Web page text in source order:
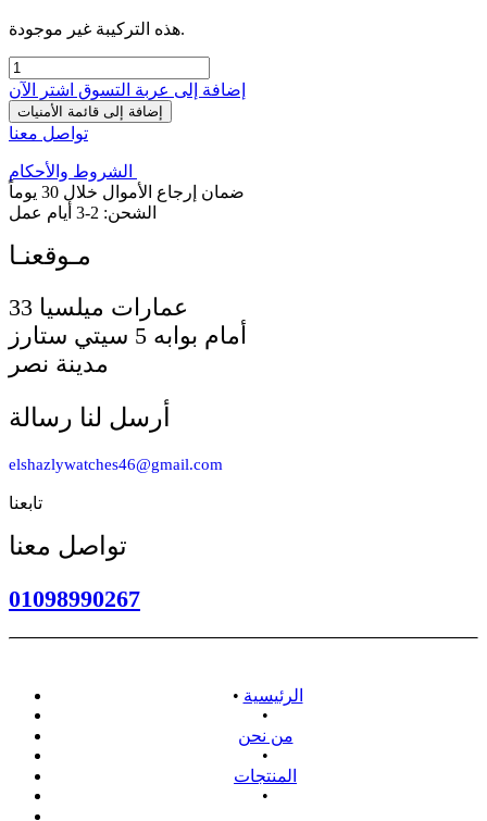
هذه التركيبة غير موجودة.
إضافة إلى عربة التسوق اشترِ الآن
إضافة إلى قائمة الأمنيات
تواصل معنا
الشروط والأحكام
ضمان إرجاع الأموال خلال 30 يوماً
الشحن: 2-3 أيام عمل
أمام بوابه 5 سيتي ستارز
مدينة نصر
أرسل لنا رسالة
elshazlywatches46@gmail.com
تابعنا
تواصل معنا
01098990267
• الرئيسية
•
من نحن
•
المنتجات
•